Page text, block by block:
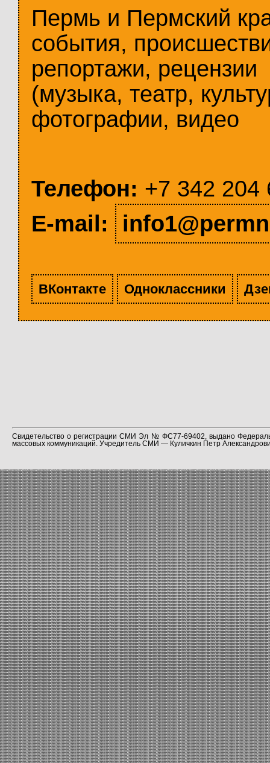
Пермь и Пермский
события,
репортажи, рецензии
(музыка, театр,
фотографии, видео
Телефон: +7 342 204
E-mail:
ВКонтакте Одноклассники
Свидетельство о регистрации СМИ Эл № ФС77-69402, выдано
массовых коммуникаций. Учредитель СМИ — Куличкин Петр